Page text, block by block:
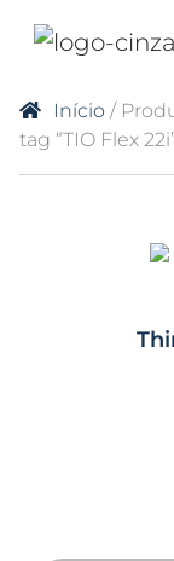
Início /
tag “TIO Flex